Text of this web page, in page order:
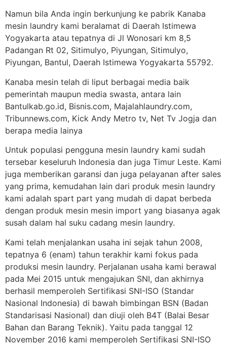
Namun bila Anda ingin berkunjung ke pabrik Kanaba
mesin laundry kami beralamat di Daerah Istimewa
Yogyakarta atau tepatnya di Jl Wonosari km 8,5
Padangan Rt 02, Sitimulyo, Piyungan, Sitimulyo,
Piyungan, Bantul, Daerah Istimewa Yogyakarta 55792.
Kanaba mesin telah di liput berbagai media baik
pemerintah maupun media swasta, antara lain
Bantulkab.go.id, Bisnis.com, Majalahlaundry.com,
Tribunnews.com, Kick Andy Metro tv, Net Tv Jogja dan
berapa media lainya
Untuk populasi pengguna mesin laundry kami sudah
tersebar keseluruh Indonesia dan juga Timur Leste. Kami
juga memberikan garansi dan juga pelayanan after sales
yang prima, kemudahan lain dari produk mesin laundry
kami adalah spart part yang mudah di dapat berbeda
dengan produk mesin mesin import yang biasanya agak
susah dalam hal suku cadang mesin laundry.
Kami telah menjalankan usaha ini sejak tahun 2008,
tepatnya 6 (enam) tahun terakhir kami fokus pada
produksi mesin laundry. Perjalanan usaha kami berawal
pada Mei 2015 untuk mengajukan SNI, dan akhirnya
berhasil memperoleh Sertifikasi SNI-ISO (Standar
Nasional Indonesia) di bawah bimbingan BSN (Badan
Standarisasi Nasional) dan diuji oleh B4T (Balai Besar
Bahan dan Barang Teknik). Yaitu pada tanggal 12
November 2016 kami memperoleh Sertifikasi SNI-ISO